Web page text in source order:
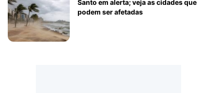
Santo em alerta; veja as cidades que
podem ser afetadas